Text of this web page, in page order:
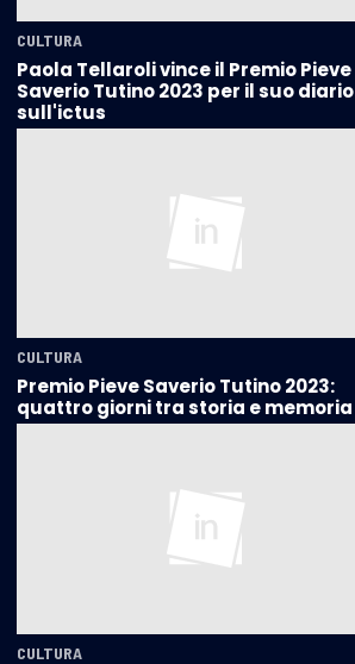
CULTURA
Paola Tellaroli vince il Premio Pieve
Saverio Tutino 2023 per il suo diario
sull'ictus
CULTURA
Premio Pieve Saverio Tutino 2023:
quattro giorni tra storia e memoria
CULTURA